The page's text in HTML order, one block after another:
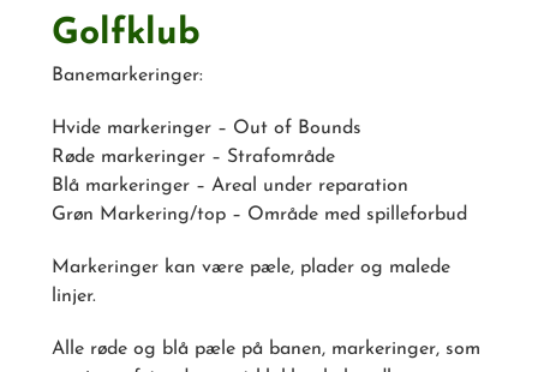
Golfklub
Banemarkeringer:
Hvide markeringer – Out of Bounds
Røde markeringer – Strafområde
Blå markeringer – Areal under reparation
Grøn Markering/top – Område med spilleforbud
Markeringer kan være pæle, plader og malede
linjer.
Alle røde og blå pæle på banen, markeringer, som